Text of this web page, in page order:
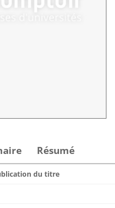
Résumé
du titre